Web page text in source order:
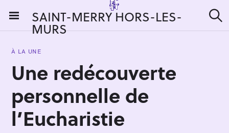
i
SAINT-MERRY HORS-LES-
MURS e
À LA UNE
Une redécouverte
personnelle de
l’Eucharistie